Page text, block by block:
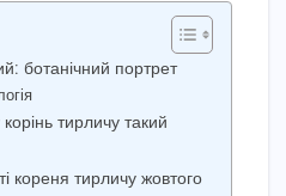
ботанічний портрет
тирличу такий
кореня тирличу жовтого